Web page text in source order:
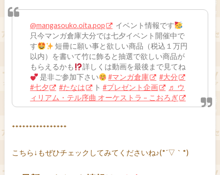
@mangasouko.oita.pop
イベント情報です
只今マンガ倉庫大分では七夕イベント開催中で
す
短冊に願い事と欲しい商品（税込１万円
以内）を書いて竹に飾ると抽選で欲しい商品が
もらえるかも
詳しくは動画を最後まで見てね
是非ご参加下さい
#マンガ倉庫
#大分
#七夕
#たなは ト#プレゼント企画
♬ ウ
ィリアム・テル序曲 オーケストラ – こおろぎ
****************
こちら↓もぜひチェックしてみてくださいね♪(*´▽｀*)